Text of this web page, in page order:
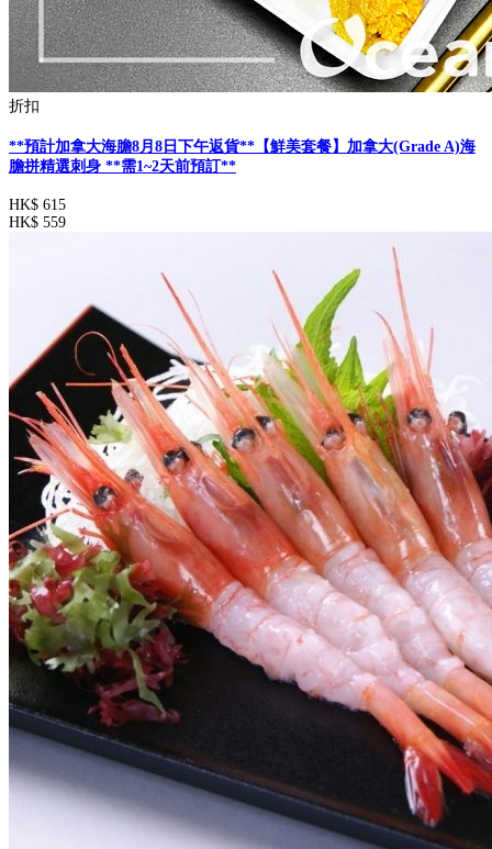
折扣
**預計加拿大海膽8月8日下午返貨**【鮮美套餐】加拿大(Grade A)海
膽拼精選刺身 **需1~2天前預訂**
HK$ 615
HK$ 559